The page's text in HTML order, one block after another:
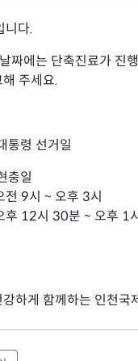
니다.
짜에는 단축진료가 진
주세요.
통령 선거일
충일
9시 ~ 오후 3시
후 12시 30분 ~ 오후 1
하게 함께하는 인천국